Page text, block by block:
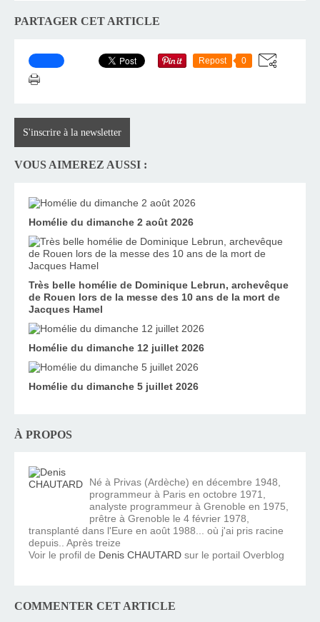
PARTAGER CET ARTICLE
Repost 0
S'inscrire à la newsletter
VOUS AIMEREZ AUSSI :
Homélie du dimanche 2 août 2026
Très belle homélie de Dominique Lebrun, archevêque
de Rouen lors de la messe des 10 ans de la mort de
Jacques Hamel
Homélie du dimanche 12 juillet 2026
Homélie du dimanche 5 juillet 2026
À PROPOS
Né à Privas (Ardèche) en décembre 1948,
programmeur à Paris en octobre 1971,
analyste programmeur à Grenoble en 1975,
prêtre à Grenoble le 4 février 1978,
transplanté dans l'Eure en août 1988... où j'ai pris racine
depuis.. Après treize
Voir le profil de Denis CHAUTARD sur le portail Overblog
COMMENTER CET ARTICLE